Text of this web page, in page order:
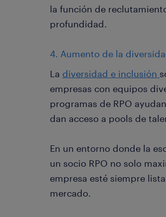
la función de
profundidad.
4. Aumento de la
La diversidad e inclusión
empresas con equipos
programas de RPO
dan acceso a pools de
En un entorno donde la
un socio RPO no solo
empresa esté siempre
mercado.